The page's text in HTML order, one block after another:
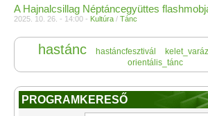
A Hajnalcsillag Néptáncegyüttes
2025. 10. 26. - 14:00 - Kultúra / Tánc
hastánc hastáncfesztivál
orientális_tánc
PROGRAMKERESŐ